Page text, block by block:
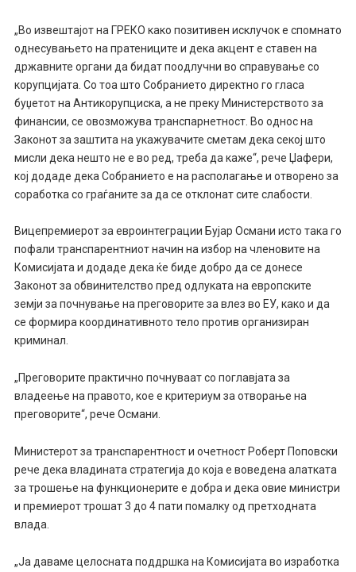
„Во извештајот на ГРЕКО како позитивен исклучок е спомнато
однесувањето на пратениците и дека акцент е ставен на
државните органи да бидат поодлучни во справување со
корупцијата. Со тоа што Собранието директно го гласа
буџетот на Антикорупциска, а не преку Министерството за
финансии, се овозможува транспарнетност. Во однос на
Законот за заштита на укажувачите сметам дека секој што
мисли дека нешто не е во ред, треба да каже“, рече Џафери,
кој додаде дека Собранието е на располагање и отворено за
соработка со граѓаните за да се отклонат сите слабости.
Вицепремиерот за евроинтеграции Бујар Османи исто така го
пофали транспарентниот начин на избор на членовите на
Комисијата и додаде дека ќе биде добро да се донесе
Законот за обвинителство пред одлуката на европските
земји за почнување на преговорите за влез во ЕУ, како и да
се формира координативното тело против организиран
криминал.
„Преговорите практично почнуваат со поглавјата за
владеење на правото, кое е критериум за отворање на
преговорите“, рече Османи.
Министерот за транспарентност и очетност Роберт Поповски
рече дека владината стратегија до која е воведена алатката
за трошење на функционерите е добра и дека овие министри
и премиерот трошат 3 до 4 пати помалку од претходната
влада.
„Ја даваме целосната поддршка на Комисијата во изработка